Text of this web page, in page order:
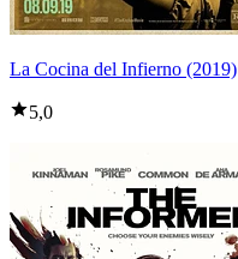
La Cocina del Infierno (2019)
5,0